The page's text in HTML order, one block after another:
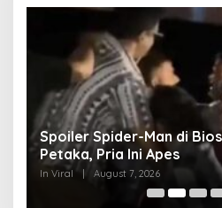
Spoiler Spider-Man di
Petaka, Pria Ini Apes
In Viral August 7, 2026